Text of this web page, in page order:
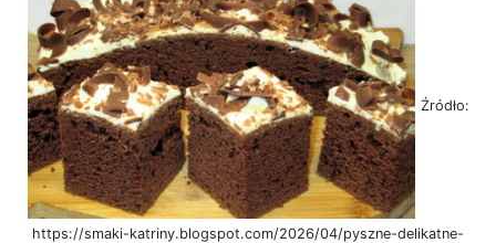
Źródło:
https://smaki-katriny.blogspot.com/2026/04/pyszne-delikatne-